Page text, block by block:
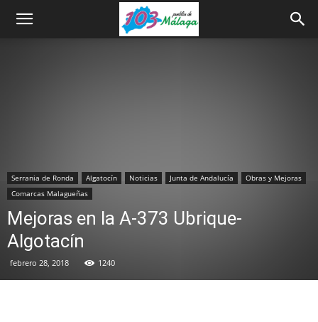
Serrania de Ronda Algatocín Noticias Junta de Andalucía
Obras y Mejoras
Comarcas Malagueñas
Mejoras en la A-373 Ubrique-
Algotacín
febrero 28, 2018 1240